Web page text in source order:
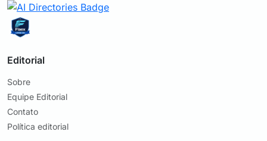
Editorial
Sobre
Equipe Editorial
Contato
Política editorial